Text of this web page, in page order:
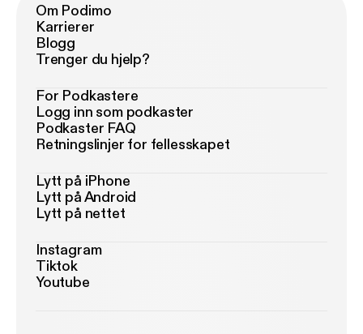
Om Podimo
Karrierer
Blogg
Trenger du hjelp?
For Podkastere
Logg inn som podkaster
Podkaster FAQ
Retningslinjer for fellesskapet
Lytt på iPhone
Lytt på Android
Lytt på nettet
Instagram
Tiktok
Youtube